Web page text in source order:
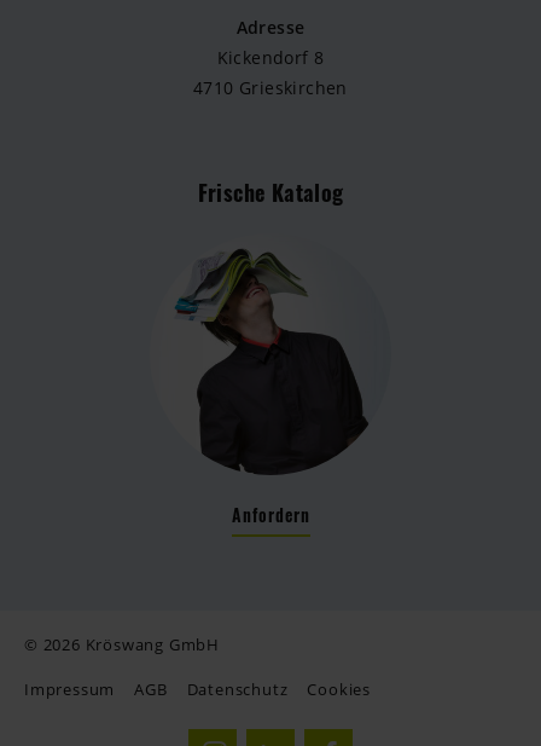
Adresse
Kickendorf 8
4710 Grieskirchen
Frische Katalog
Anfordern
© 2026 Kröswang GmbH
Impressum AGB Datenschutz Cookies